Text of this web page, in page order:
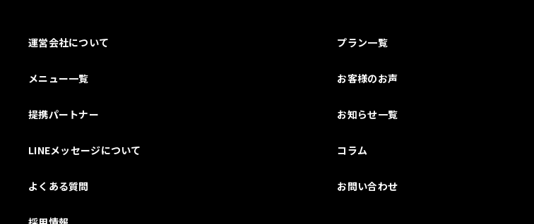
運営会社について プラン一覧
メニュー一覧 お客様のお声
提携パートナー お知らせ一覧
LINEメッセージについて コラム
よくある質問 お問い合わせ